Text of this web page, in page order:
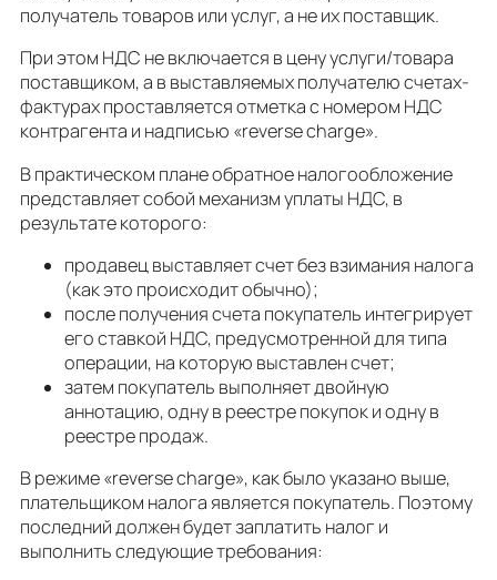
получатель товаров или услуг, а не их поставщик.
При этом НДС не включается в цену услуги/товара
поставщиком, а в выставляемых получателю счетах-
фактурах проставляется отметка с номером НДС
контрагента и надписью «reverse charge».
В практическом плане обратное налогообложение
представляет собой механизм уплаты НДС, в
результате которого:
продавец выставляет счет без взимания налога
(как это происходит обычно);
после получения счета покупатель интегрирует
его ставкой НДС, предусмотренной для типа
операции, на которую выставлен счет;
затем покупатель выполняет двойную
аннотацию, одну в реестре покупок и одну в
реестре продаж.
В режиме «reverse charge», как было указано выше,
плательщиком налога является покупатель. Поэтому
последний должен будет заплатить налог и
выполнить следующие требования: